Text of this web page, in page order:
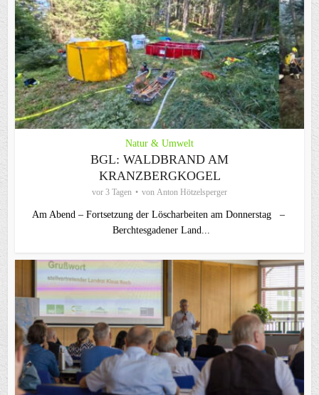
Natur & Umwelt
BGL: WALDBRAND AM
KRANZBERGKOGEL
vor 3 Tagen von Anton Hötzelsperger
Am Abend – Fortsetzung der Löscharbeiten am Donnerstag –
Berchtesgadener Land...